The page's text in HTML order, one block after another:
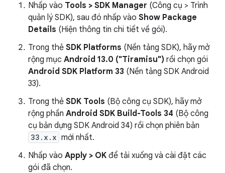
Nhấp vào Tools > SDK Manager (Công cụ > Trình
quản lý SDK), sau đó nhấp vào Show Package
Details (Hiện thông tin chi tiết về gói).
Trong thẻ SDK Platforms (Nền tảng SDK), hãy mở
rộng mục Android 13.0 ("Tiramisu") rồi chọn gói
Android SDK Platform 33 (Nền tảng SDK Android
33).
Trong thẻ SDK Tools (Bộ công cụ SDK), hãy mở
rộng phần Android SDK Build-Tools 34 (Bộ công
cụ bản dựng SDK Android 34) rồi chọn phiên bản
33.x.x mới nhất.
Nhấp vào Apply > OK để tải xuống và cài đặt các
gói đã chọn.